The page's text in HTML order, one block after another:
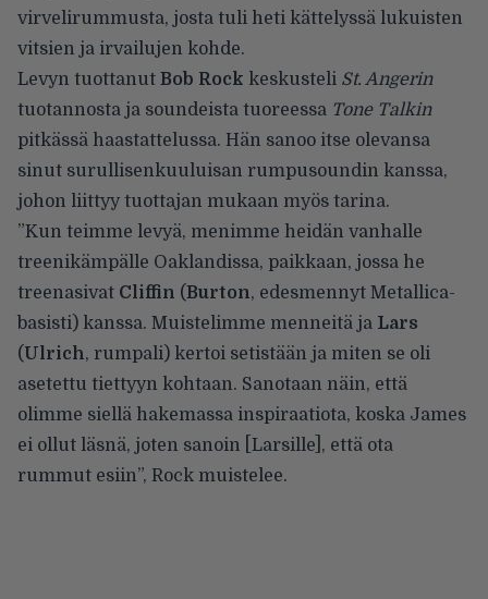
virvelirummusta, josta tuli heti kättelyssä lukuisten
vitsien ja irvailujen kohde.
Levyn tuottanut Bob Rock keskusteli St. Angerin
tuotannosta ja soundeista tuoreessa Tone Talkin
pitkässä haastattelussa. Hän sanoo itse olevansa
sinut surullisenkuuluisan rumpusoundin kanssa,
johon liittyy tuottajan mukaan myös tarina.
”Kun teimme levyä, menimme heidän vanhalle
treenikämpälle Oaklandissa, paikkaan, jossa he
treenasivat Cliffin (Burton, edesmennyt Metallica-
basisti) kanssa. Muistelimme menneitä ja Lars
( Ulrich, rumpali) kertoi setistään ja miten se oli
asetettu tiettyyn kohtaan. Sanotaan näin, että
olimme siellä hakemassa inspiraatiota, koska James
ei ollut läsnä, joten sanoin [Larsille], että ota
rummut esiin”, Rock muistelee.